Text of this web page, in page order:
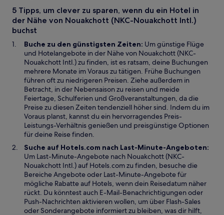
g
e
f
n
e
t
F
e
t
e
r
g
e
ö
f
f
n
e
t
n
e
e
u
e
n
F
e
n
s
t
e
g
e
ö
f
f
n
e
t
5 Tipps, um clever zu sparen, wenn du ein Hotel in
der Nähe von Nouakchott (NKC-Nouakchott Intl.)
buchst
Buche zu den günstigsten Zeiten: Um günstige Flüge
und Hotelangebote in der Nähe von Nouakchott (NKC-
Nouakchott Intl.) zu finden, ist es ratsam, deine Buchungen
mehrere Monate im Voraus zu tätigen. Frühe Buchungen
führen oft zu niedrigeren Preisen. Ziehe außerdem in
Betracht, in der Nebensaison zu reisen und meide
Feiertage, Schulferien und Großveranstaltungen, da die
Preise zu diesen Zeiten tendenziell höher sind. Indem du im
Voraus planst, kannst du ein hervorragendes Preis-
Leistungs-Verhältnis genießen und preisgünstige Optionen
für deine Reise finden.
Suche auf Hotels.com nach Last-Minute-Angeboten:
Um Last-Minute-Angebote nach Nouakchott (NKC-
Nouakchott Intl.) auf Hotels.com zu finden, besuche die
Bereiche Angebote oder Last-Minute-Angebote für
mögliche Rabatte auf Hotels, wenn dein Reisedatum näher
rückt. Du könntest auch E-Mail-Benachrichtigungen oder
Push-Nachrichten aktivieren wollen, um über Flash-Sales
oder Sonderangebote informiert zu bleiben, was dir hilft,